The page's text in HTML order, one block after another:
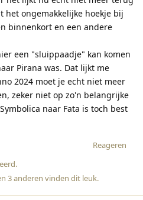
het ongemakkelijke hoekje bij
binnenkort en een andere
een "sluippaadje" kan komen
Pirana was. Dat lijkt me
2024 moet je echt niet meer
zeker niet op zo'n belangrijke
naar Fata is toch best
Reageren
.
3anderen vinden dit leuk.